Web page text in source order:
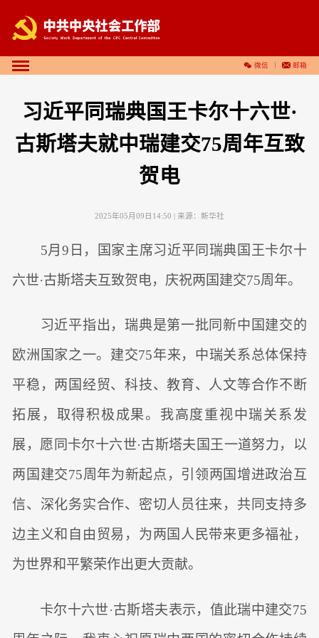
微信 邮箱
习近平同瑞典国王卡尔十六世·
古斯塔夫就中瑞建交75周年互致
贺电
2025年05月09日14:50 | 来源： 新华社
5月9日，国家主席习近平同瑞典国王卡尔十
六世·古斯塔夫互致贺电，庆祝两国建交75周年。
习近平指出，瑞典是第一批同新中国建交的
欧洲国家之一。建交75年来，中瑞关系总体保持
平稳，两国经贸、科技、教育、人文等合作不断
拓展，取得积极成果。我高度重视中瑞关系发
展，愿同卡尔十六世·古斯塔夫国王一道努力，以
两国建交75周年为新起点，引领两国增进政治互
信、深化务实合作、密切人员往来，共同支持多
边主义和自由贸易，为两国人民带来更多福祉，
为世界和平繁荣作出更大贡献。
卡尔十六世·古斯塔夫表示，值此瑞中建交75